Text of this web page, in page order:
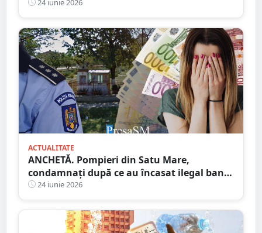
Culturile agricole, grav afectate
24 iunie 2026
ACTUALITATE
ANCHETĂ. Pompieri din Satu Mare,
condamnați după ce au încasat ilegal bani.
Cum funcționa mecanismul
24 iunie 2026